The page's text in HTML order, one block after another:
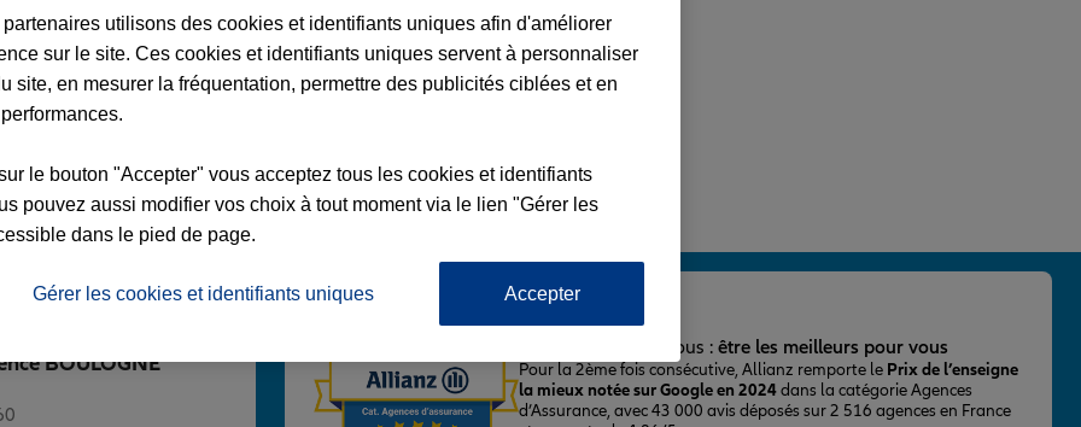
BILLANCOURT
Voir l'agence
BOULOGNE
L'important pour nous : être les meilleurs pour vous
Pour la 2ème fois consécutive, Allianz remporte le Prix de l’enseigne
la mieux notée sur Google en 2024dans la catégorie Agences
d’Assurance, avec 43 000 avis déposés sur 2 516 agences en France
partenaires utilisons des cookies et identifiants uniques afin d'améliorer
sur le site. Ces cookies et identifiants uniques servent à personnaliser
site, en mesurer la fréquentation, permettre des publicités ciblées et en
le bouton "Accepter" vous acceptez tous les cookies et identifiants
pouvez aussi modifier vos choix à tout moment via le lien "Gérer les
dans le pied de page.
Gérer les cookies et identifiants uniques Accepter